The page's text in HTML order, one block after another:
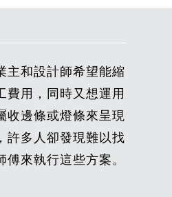
主和設計師希望能縮
費用，同時又想運用
收邊條或燈條來呈現
許多人卻發現難以找
來執行這些方案。